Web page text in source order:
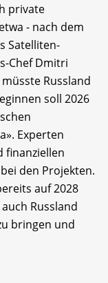
private
- nach dem
Satelliten-
Chef Dmitri
Russland
soll 2026
Experten
finanziellen
den Projekten.
auf 2028
Russland
bringen und